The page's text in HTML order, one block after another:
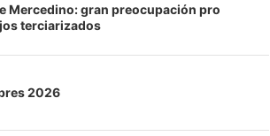
Mercedino: gran preocupación pro
terciarizados
2026